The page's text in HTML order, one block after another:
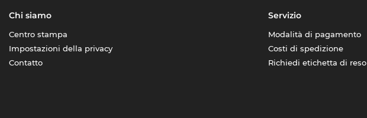
Chi siamo
Centro stampa
Impostazioni della privacy
Contatto
Servizio
Modalità di pagamento
Costi di spedizione
Richiedi etichetta di reso